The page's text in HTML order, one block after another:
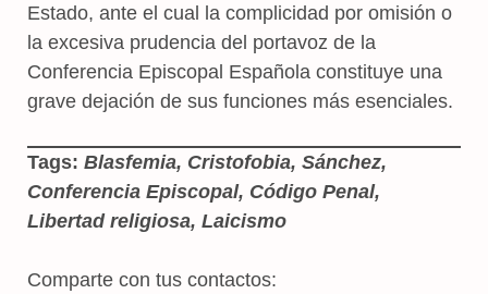
Estado, ante el cual la complicidad por omisión o
la excesiva prudencia del portavoz de la
Conferencia Episcopal Española constituye una
grave dejación de sus funciones más esenciales.
Tags: Blasfemia, Cristofobia, Sánchez,
Conferencia Episcopal, Código Penal,
Libertad religiosa, Laicismo
Comparte con tus contactos: